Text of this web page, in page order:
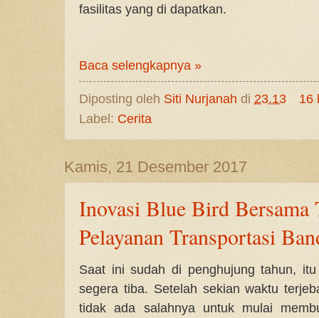
fasilitas yang di dapatkan.
Baca selengkapnya »
Diposting oleh Siti Nurjanah di 23.13
16
Label: Cerita
Kamis, 21 Desember 2017
Inovasi Blue Bird Bersama
Pelayanan Transportasi
Saat ini sudah di penghujung tahun,
segera tiba. Setelah sekian waktu
tidak ada salahnya untuk mulai